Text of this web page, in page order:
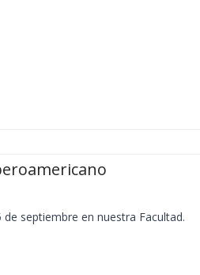
de septiembre en nuestra Facultad.